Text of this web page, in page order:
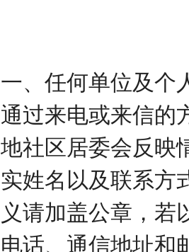
一、任何单位及个
通过来电或来信的
地社区居委会反映
实姓名以及联系方
义请加盖公章，若
电话、通信地址和